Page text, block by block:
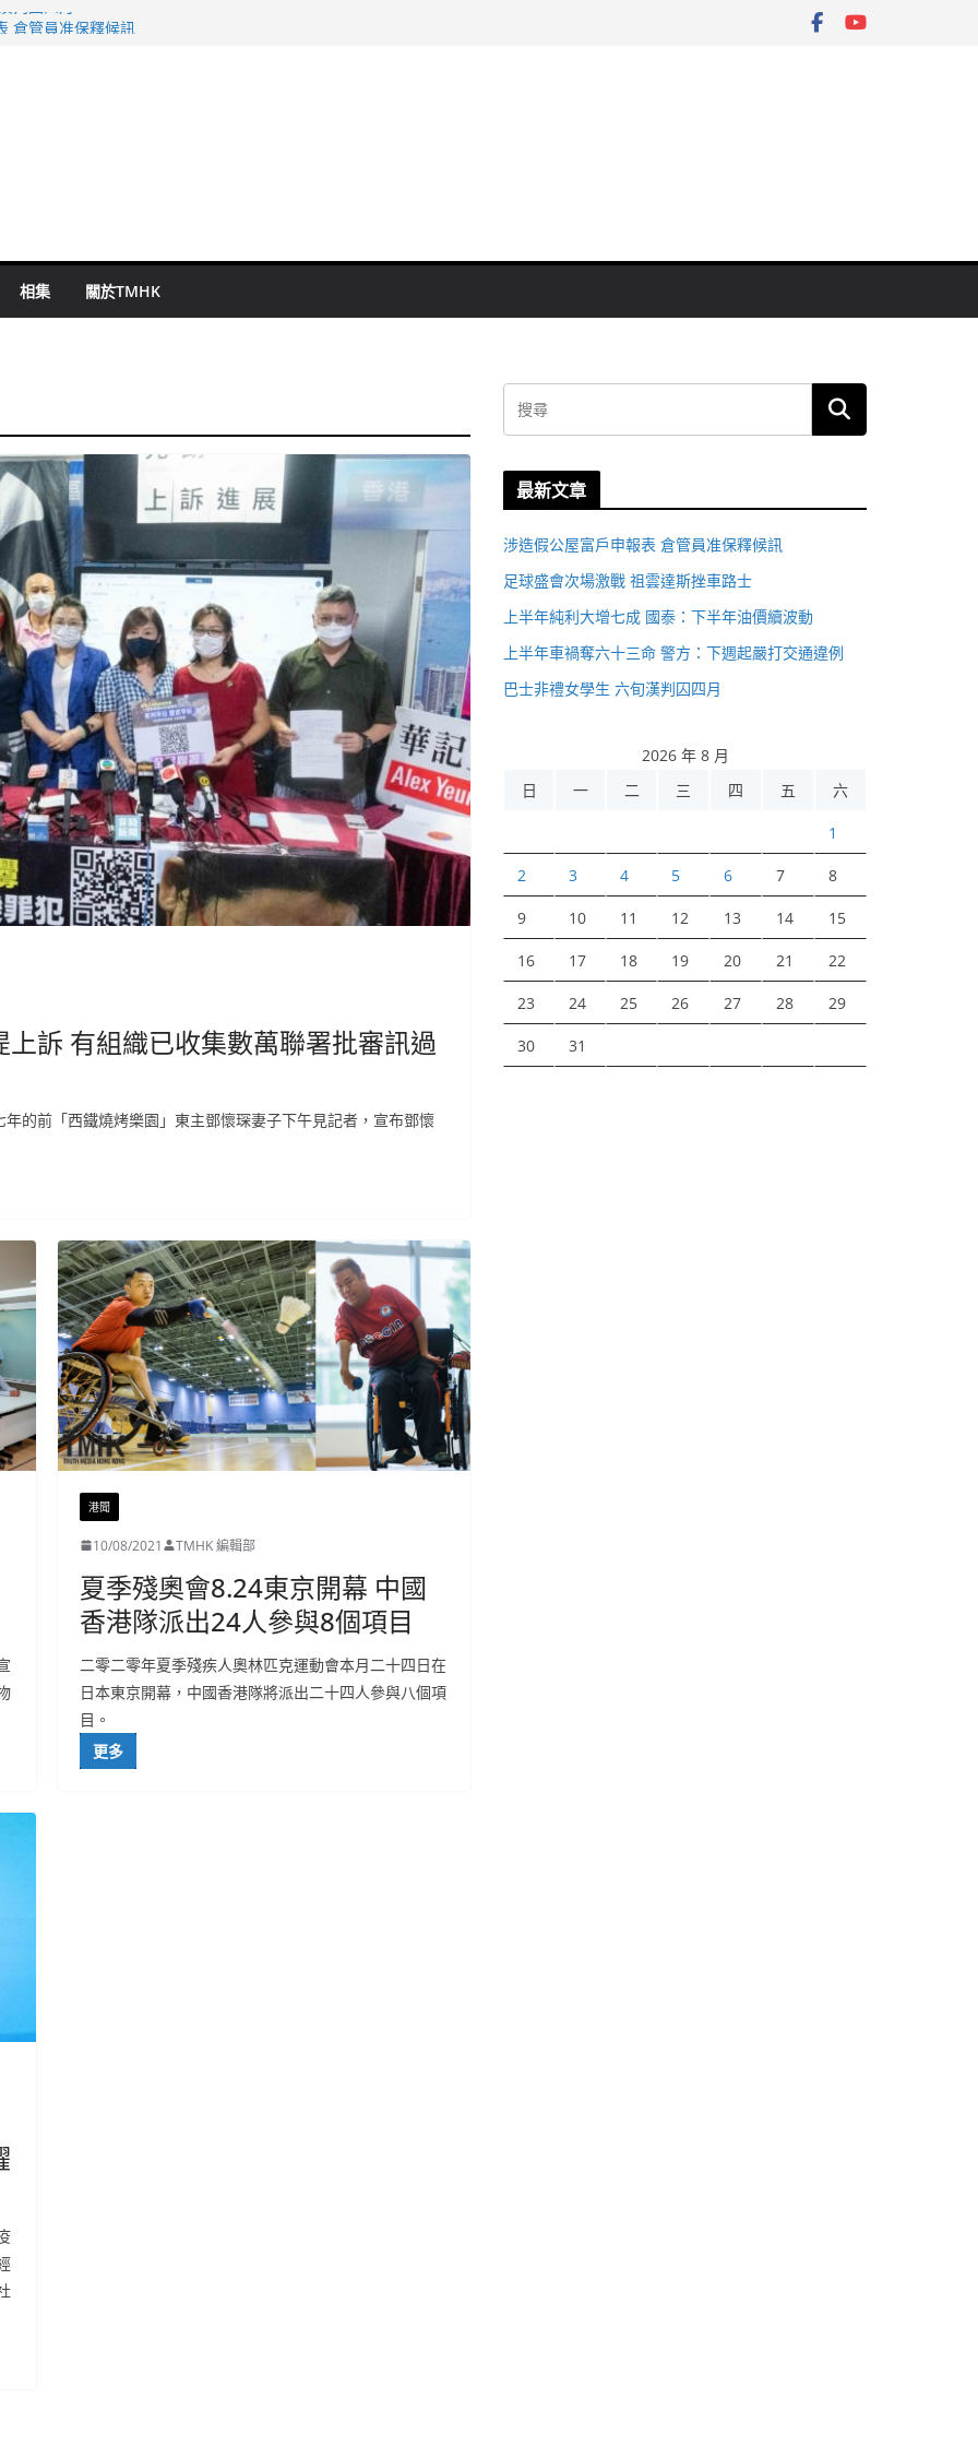
判囚四月
相集 關於TMHK
訴 有組織已收集數萬聯署批審訊過
的前「西鐵燒烤樂園」東主鄧懷琛妻子下午見記者，宣布鄧懷
港聞
10/08/2021 TMHK 編輯部
夏季殘奧會8.24東京開幕 中國
香港隊派出24人參與8個項目
二零二零年夏季殘疾人奧林匹克運動會本月二十四日在
日本東京開幕，中國香港隊將派出二十四人參與八個項
目。
更多
最新文章
涉造假公屋富戶申報表 倉管員准保釋候訊
足球盛會次場激戰 祖雲達斯挫車路士
上半年純利大增七成 國泰：下半年油價續波動
上半年車禍奪六十三命 警方：下週起嚴打交通違例
巴士非禮女學生 六旬漢判囚四月
2026 年 8 月
日
一 二 三 四 五 六
1
2 3 4 5 6 7 8
9 10 11 12 13 14 15
16 17 18 19 20 21 22
23 24 25 26 27 28 29
30 31